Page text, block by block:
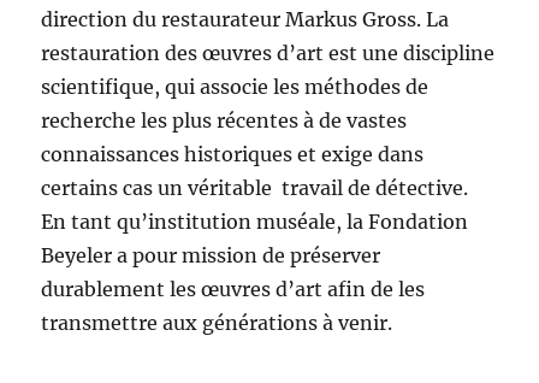
direction du restaurateur Markus Gross. La
restauration des œuvres d’art est une discipline
scientifique, qui associe les méthodes de
recherche les plus récentes à de vastes
connaissances historiques et exige dans
certains cas un véritable travail de détective.
En tant qu’institution muséale, la Fondation
Beyeler a pour mission de préserver
durablement les œuvres d’art afin de les
transmettre aux générations à venir.